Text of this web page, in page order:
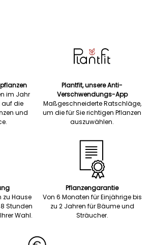
im Jahr
auf die
und
Plantfit, unsere Anti-
Verschwendungs-App
Maßgeschneiderte Ratschläge,
um die für Sie richtigen Pflanzen
auszuwählen.
zu Hause
Stunden
Wahl.
Pflanzengarantie
Von 6 Monaten für Einjährige bis
zu 2 Jahren für Bäume und
Sträucher.